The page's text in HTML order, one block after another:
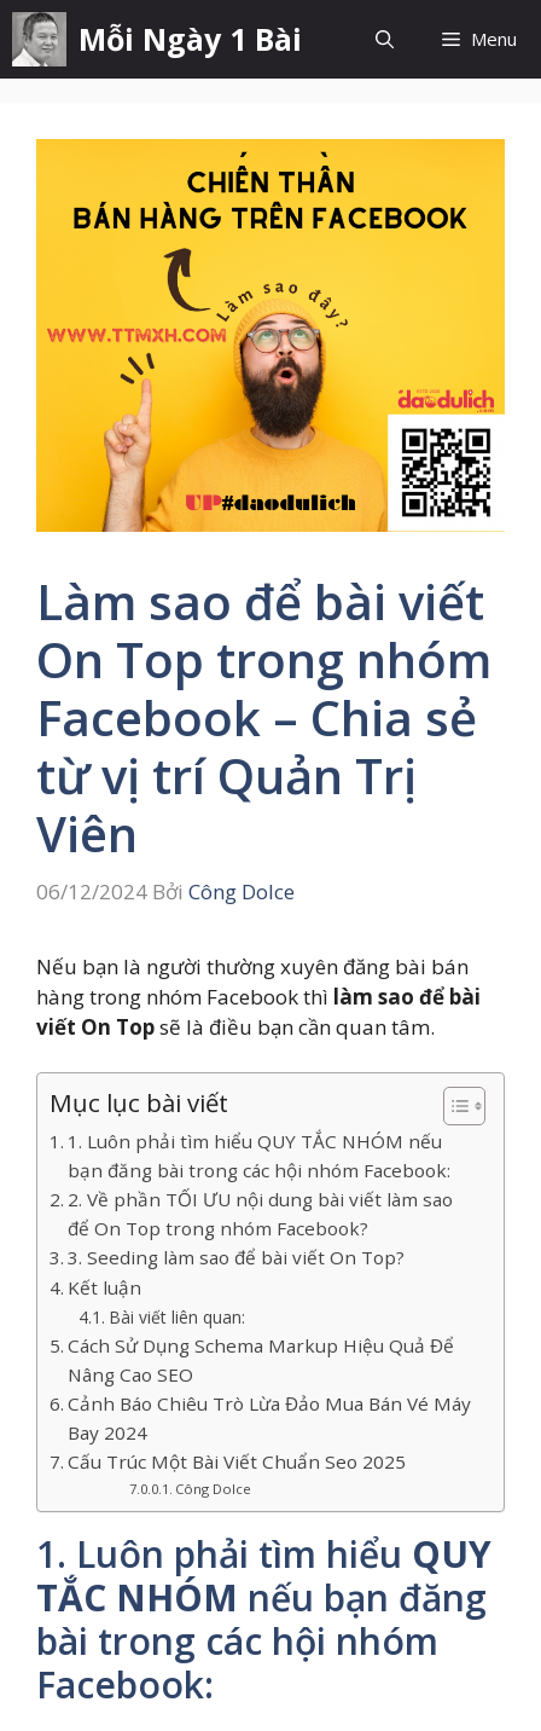
Chuyển
đến
nội
Mỗi Ngày 1 Bài Menu
Làm sao để bài viết
On Top trong nhóm
Facebook – Chia sẻ
từ vị trí Quản Trị
Viên
06/12/2024 Bởi Công Dolce
Nếu bạn là người thường xuyên đăng bài bán
hàng trong nhóm Facebook thì làm sao để bài
viết On Topsẽ là điều bạn cần quan tâm.
Mục lục bài viết
1. Luôn phải tìm hiểu QUY TẮC NHÓM nếu
bạn đăng bài trong các hội nhóm Facebook:
2. Về phần TỐI ƯU nội dung bài viết làm sao
để On Top trong nhóm Facebook?
3. Seeding làm sao để bài viết On Top?
Kết luận
Bài viết liên quan:
Cách Sử Dụng Schema Markup Hiệu Quả Để
Nâng Cao SEO
Cảnh Báo Chiêu Trò Lừa Đảo Mua Bán Vé Máy
Bay 2024
Cấu Trúc Một Bài Viết Chuẩn Seo 2025
Công Dolce
1. Luôn phải tìm hiểu QUY
TẮC NHÓM nếu bạn đăng
bài trong các hội nhóm
Facebook: